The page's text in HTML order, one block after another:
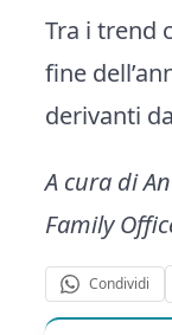
Tra i trend
fine
derivanti
A cura di
Family
Condividi